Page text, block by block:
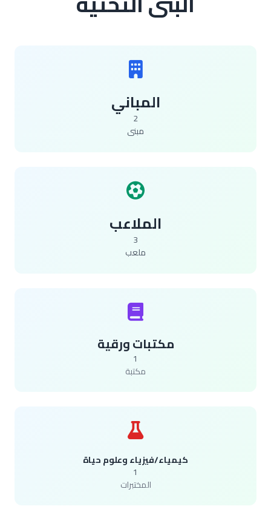
المباني
2
مبنى
الملاعب
3
ملعب
مكتبات ورقية
مكتبة
كيمياء/فيزياء وعلوم حياة
المختبرات